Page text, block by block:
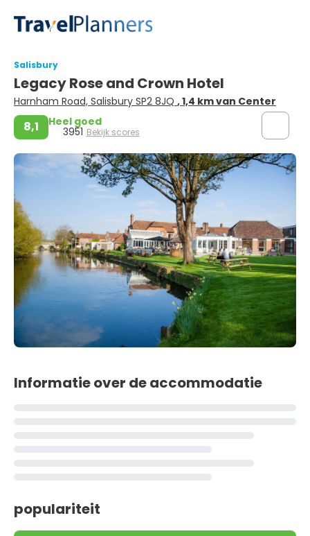
Salisbury
Legacy Rose and Crown Hotel
Harnham Road, Salisbury SP2 8JQ , 1,4 km van Center
8,1 Heel goed
3951 Bekijk scores
Informatie over de accommodatie
populariteit